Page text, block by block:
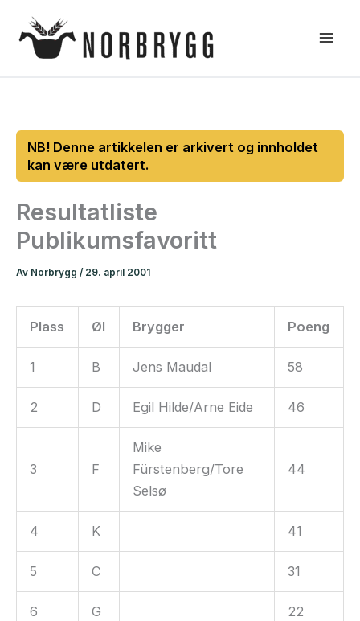
rett
Resultatliste
Publikumsfavoritt
Av Norbrygg / 29. april 2001
Plass Øl Brygger Poeng
1 B Jens Maudal 58
2 D Egil Hilde/Arne Eide 46
3 F
Mike
Fürstenberg/Tore
Selsø
44
4 K 41
5 C 31
6 G 22